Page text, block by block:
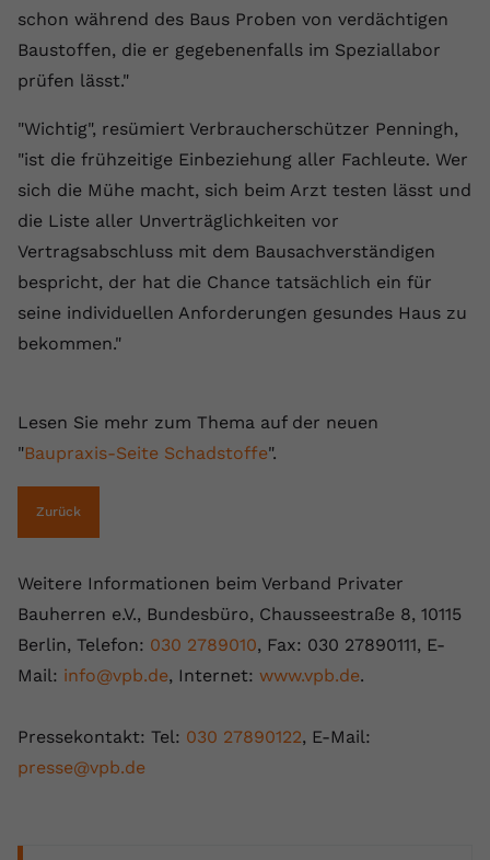
schon während des Baus Proben von verdächtigen
Baustoffen, die er gegebenenfalls im Speziallabor
prüfen lässt."
"Wichtig", resümiert Verbraucherschützer Penningh,
"ist die frühzeitige Einbeziehung aller Fachleute. Wer
sich die Mühe macht, sich beim Arzt testen lässt und
die Liste aller Unverträglichkeiten vor
Vertragsabschluss mit dem Bausachverständigen
bespricht, der hat die Chance tatsächlich ein für
seine individuellen Anforderungen gesundes Haus zu
bekommen."
Lesen Sie mehr zum Thema auf der neuen
"Baupraxis-Seite Schadstoffe".
Zurück
Weitere Informationen beim Verband Privater
Bauherren e.V., Bundesbüro, Chausseestraße 8, 10115
Berlin, Telefon: 030 2789010, Fax: 030 27890111, E-
Mail: info@vpb.de, Internet: www.vpb.de.
Pressekontakt: Tel: 030 27890122, E-Mail:
presse@vpb.de
Name yt-remote-connected-devices
Anbieter
Laufzeit Session
Zweck
YouTube setzt diesen Cookie, um die
speichern, der eingebettete YouTube-
Videos verwendet.